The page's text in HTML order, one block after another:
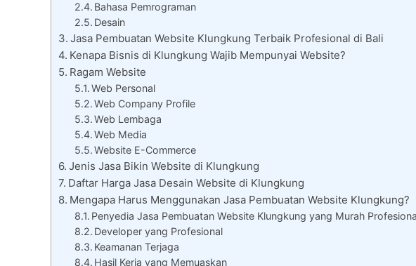
Bahasa Pemrograman
Desain
Jasa Pembuatan Website Klungkung Terbaik Profesional di Bali
Kenapa Bisnis di Klungkung Wajib Mempunyai Website?
Ragam Website
Web Personal
Web Company Profile
Web Lembaga
Web Media
Website E-Commerce
Jenis Jasa Bikin Website di Klungkung
Daftar Harga Jasa Desain Website di Klungkung
Mengapa Harus Menggunakan Jasa Pembuatan Website Klungkung?
Penyedia Jasa Pembuatan Website Klungkung yang Murah
Developer yang Profesional
Keamanan Terjaga
Hasil Kerja yang Memuaskan